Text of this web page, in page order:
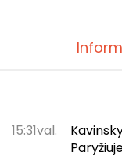
15:31val.